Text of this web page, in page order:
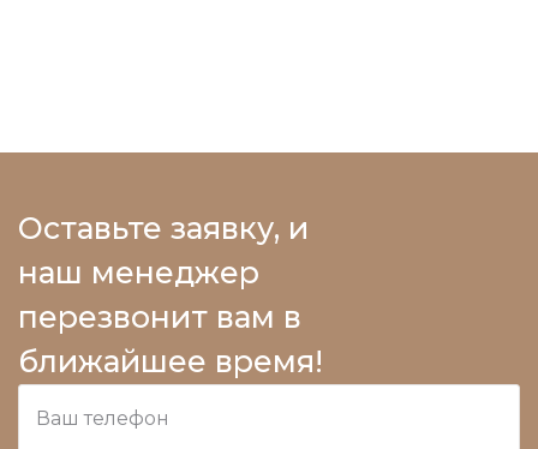
Оставьте заявку, и
наш менеджер
перезвонит вам в
ближайшее время!